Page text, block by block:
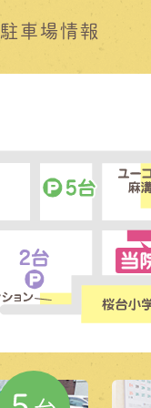
駐車場情報